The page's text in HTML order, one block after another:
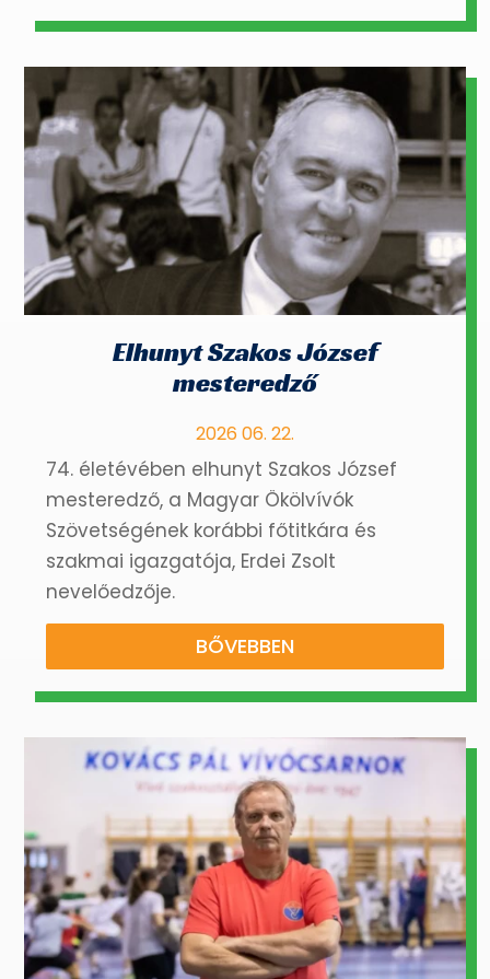
Elhunyt Szakos József
mesteredző
2026 06. 22.
74. életévében elhunyt Szakos József
mesteredző, a Magyar Ökölvívók
Szövetségének korábbi főtitkára és
szakmai igazgatója, Erdei Zsolt
nevelőedzője.
BŐVEBBEN